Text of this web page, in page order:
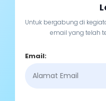
Untuk bergabung di
email yang telah
Email: